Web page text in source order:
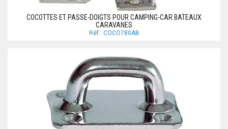
COCOTTES ET PASSE-DOIGTS POUR CAMPING-CAR BATEAUX
CARAVANES
Réf.: COCO780AB